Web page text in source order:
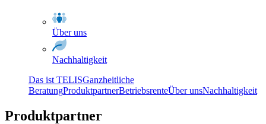
Über uns
Nachhaltigkeit
Das ist TELISGanzheitliche
BeratungProduktpartnerBetriebsrenteÜber unsNachhaltigkeit
Produktpartner